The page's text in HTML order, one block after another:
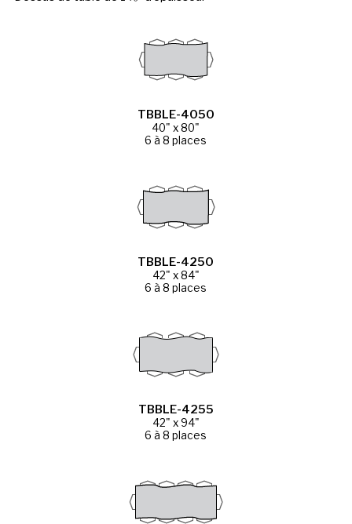
TBBLE-4050
40" x 80"
6 à 8 places
TBBLE-4250
42" x 84"
6 à 8 places
TBBLE-4255
42" x 94"
6 à 8 places